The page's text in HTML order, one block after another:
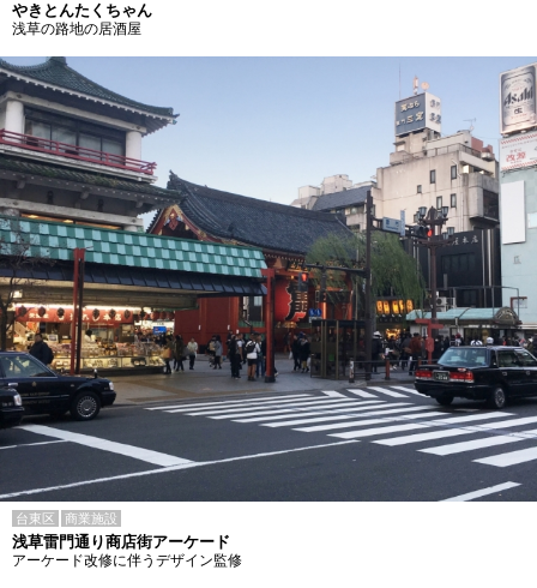
やきとんたくちゃん
浅草の路地の居酒屋
台東区 商業施設
浅草雷門通り商店街アーケード
アーケード改修に伴うデザイン監修